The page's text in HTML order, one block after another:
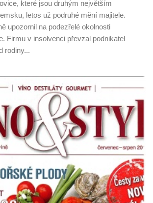
které jsou druhým největším
letos už podruhé mění majitele.
upozornil na podezřelé okolnosti
Firmu v insolvenci převzal podnikatel
rodiny...